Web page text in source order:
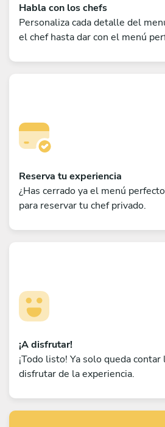
Habla con los chefs
Personaliza cada detalle del
el chef hasta dar con el menú
Reserva tu experiencia
¿Has cerrado ya el menú
para reservar tu chef privado.
¡A disfrutar!
¡Todo listo! Ya solo queda contar
disfrutar de la experiencia.